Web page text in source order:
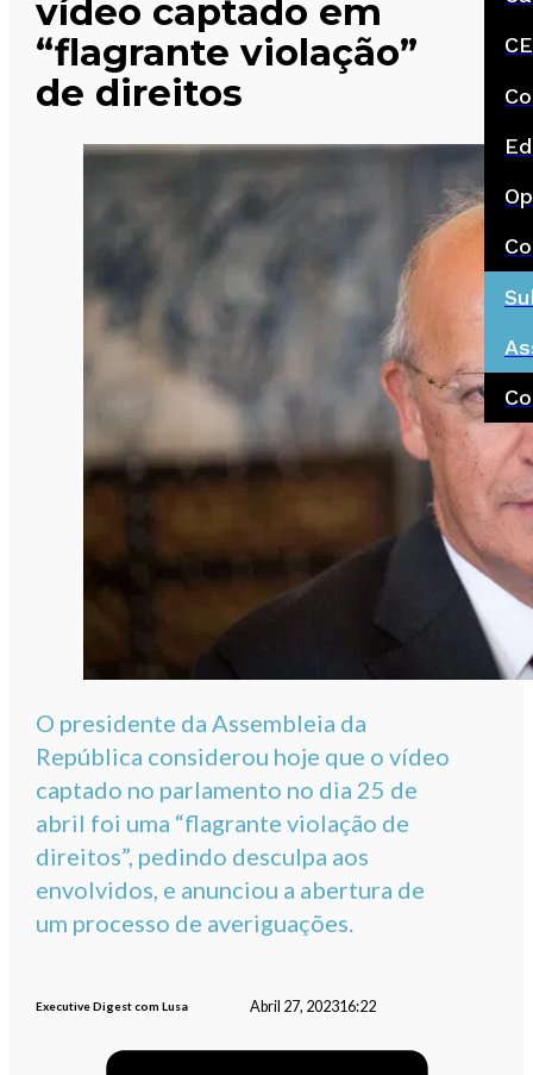
vídeo captado em
“flagrante violação”
de direitos
O presidente da Assembleia da
República considerou hoje que o vídeo
captado no parlamento no dia 25 de
abril foi uma “flagrante violação de
direitos”, pedindo desculpa aos
envolvidos, e anunciou a abertura de
um processo de averiguações.
Executive Digest com Lusa Abril 27, 202316:22